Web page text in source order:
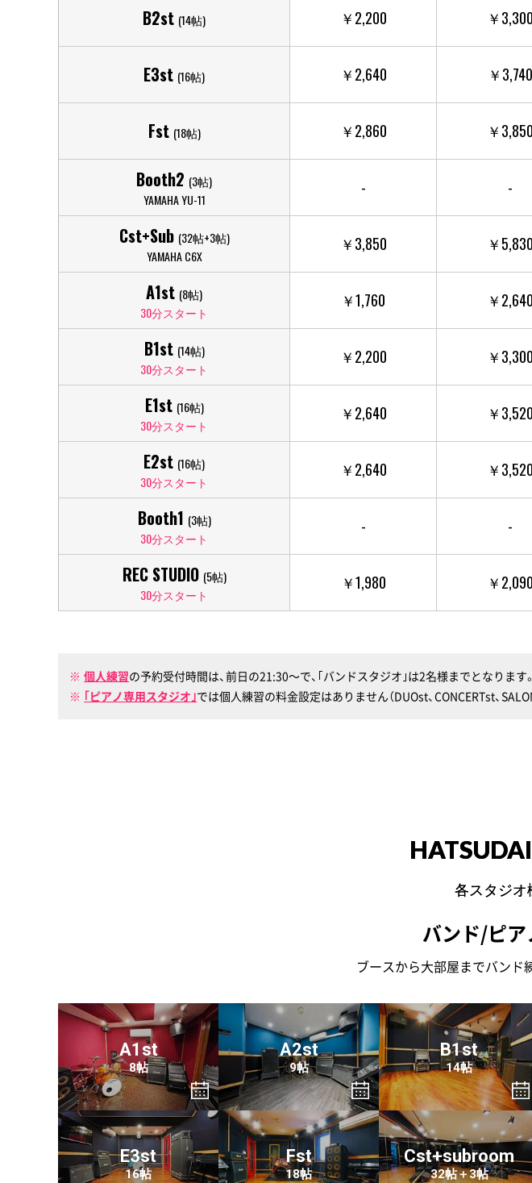
B2st (14帖) ￥2,200 ￥3,300
E3st (16帖) ￥2,640 ￥3,740
Fst (18帖) ￥2,860 ￥3,850
Booth2 (3帖)
YAMAHA YU-11
- -
Cst+Sub (32帖+3帖)
YAMAHA C6X
￥3,850 ￥5,830
A1st (8帖)
30分スタート
￥1,760 ￥2,640
B1st (14帖)
30分スタート
￥2,200 ￥3,300
E1st (16帖)
30分スタート
￥2,640 ￥3,520
E2st (16帖)
30分スタート
￥2,640 ￥3,520
Booth1 (3帖)
30分スタート
- -
REC STUDIO (5帖)
30分スタート
￥1,980 ￥2,090
個人練習の予約受付時間は、前日の21:30〜で、｢バンドスタジオ｣は2名様までとなります。
｢ピアノ専用スタジオ｣では個人練習の料金設定はありません（DUOst、CONCERTst、
HATSUDAI
各スタジオ
バンド/ピ
ブースから大部屋までバンド
A1st
8帖
A2st
9帖
B1st
14帖
E3st
16帖
Fst
18帖
Cst+subroom
32帖＋3帖